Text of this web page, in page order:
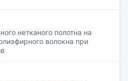
нетканого полотна на
волокна при